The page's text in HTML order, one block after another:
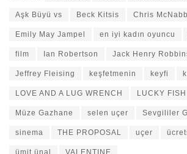
Aşk Büyü vs Beck Kitsis Chris McNabb
Emily May Jampel en iyi kadın oyuncu
film Ian Robertson Jack Henry
Jeffrey Fleising keşfetmenin keyfi
LOVE AND A LUG WRENCH LUCKY FISH
Müze Gazhane selen uçer Sevgililer
sinema THE PROPOSAL uçer
ümit ünal VALENTINE